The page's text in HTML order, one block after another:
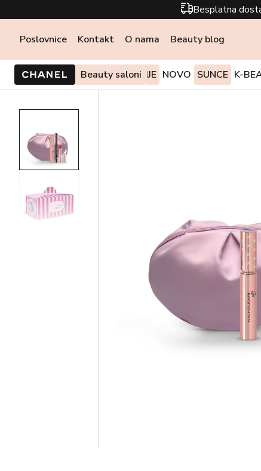
Besplatna
Poslovnice Kontakt O nama Beauty blog
Beauty saloni
PONUDE I AKCIJE NOVO SUNCE K-